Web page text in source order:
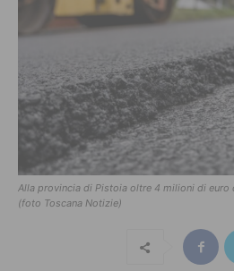
Alla provincia di Pistoia oltre 4 milioni di euro
(foto Toscana Notizie)